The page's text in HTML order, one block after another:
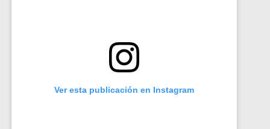
Ver esta publicación en Instagram